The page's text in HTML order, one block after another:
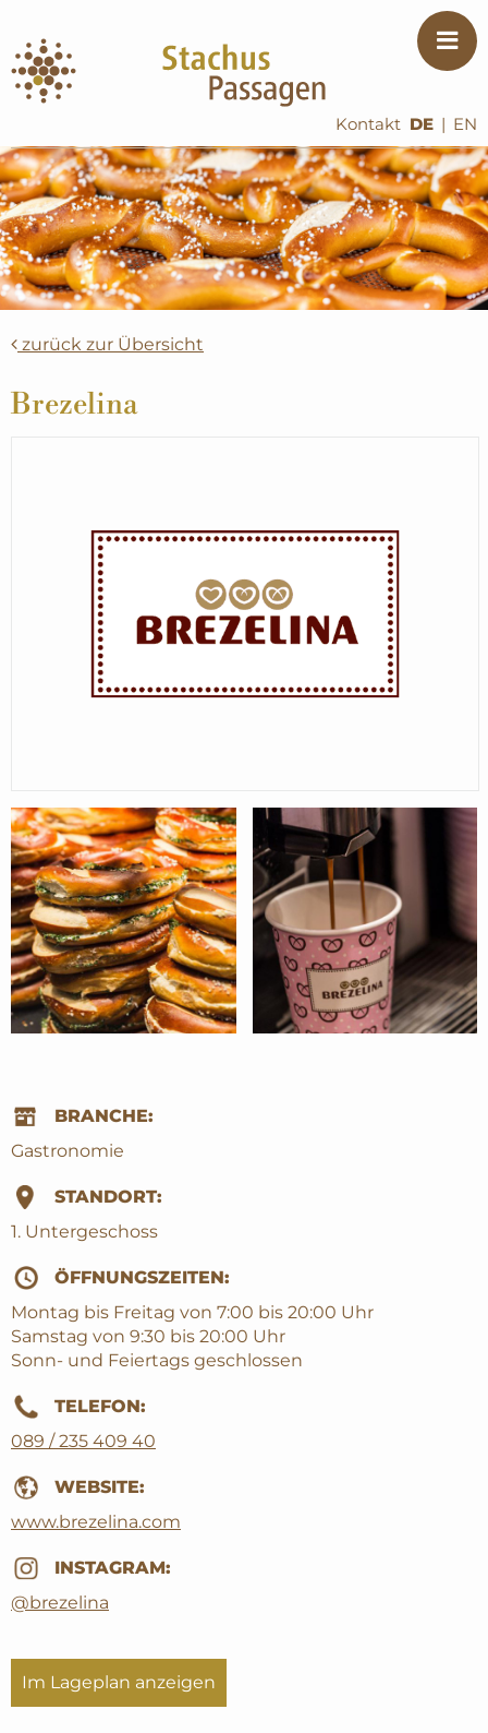
DE | EN
Kontakt
zurück zur Übersicht
Brezelina
BRANCHE:
Gastronomie
STANDORT:
1. Untergeschoss
ÖFFNUNGSZEITEN:
Montag bis Freitag von 7:00 bis 20:00 Uhr
Samstag von 9:30 bis 20:00 Uhr
Sonn- und Feiertags geschlossen
TELEFON:
089 / 235 409 40
WEBSITE:
www.brezelina.com
INSTAGRAM:
@brezelina
Im Lageplan anzeigen